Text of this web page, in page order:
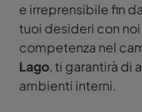
e irreprensibile fin
tuoi desideri con
competenza nel
Lago, ti garantirà di
ambienti interni.